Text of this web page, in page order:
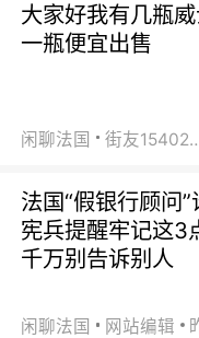
大家好我有几瓶
一瓶便宜出售
闲聊法国 街友
法国“假银行顾问”
宪兵提醒牢记这3
千万别告诉别人
闲聊法国 网站编辑